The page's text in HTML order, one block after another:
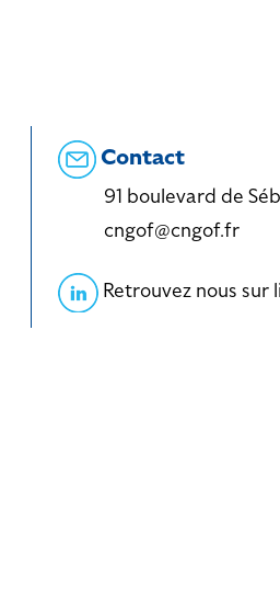
Contact
91 boulevard de
cngof@cngof.fr
Retrouvez nous sur